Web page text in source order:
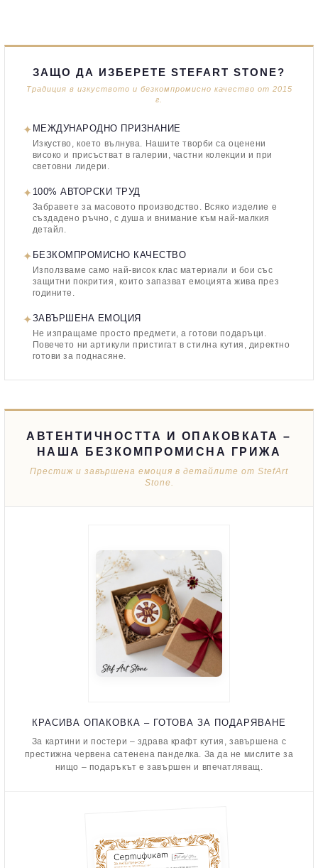
ЗАЩО ДА ИЗБЕРЕТЕ STEFART STONE?
Традиция в изкуството и безкомпромисно качество от 2015
г.
✦ МЕЖДУНАРОДНО ПРИЗНАНИЕ
Изкуство, което вълнува. Нашите творби са оценени
високо и присъстват в галерии, частни колекции и при
световни лидери.
✦ 100% АВТОРСКИ ТРУД
Забравете за масовото производство. Всяко изделие е
създадено ръчно, с душа и внимание към най-малкия
детайл.
✦ БЕЗКОМПРОМИСНО КАЧЕСТВО
Използваме само най-висок клас материали и бои със
защитни покрития, които запазват емоцията жива през
годините.
✦ЗАВЪРШЕНА ЕМОЦИЯ
Не изпращаме просто предмети, а готови подаръци.
Повечето ни артикули пристигат в стилна кутия, директно
готови за поднасяне.
АВТЕНТИЧНОСТТА И ОПАКОВКАТА –
НАША БЕЗКОМПРОМИСНА ГРИЖА
Престиж и завършена емоция в детайлите от StefArt
Stone.
КРАСИВА ОПАКОВКА – ГОТОВА ЗА ПОДАРЯВАНЕ
За картини и постери – здрава крафт кутия, завършена с
престижна червена сатенена панделка. За да не мислите за
нищо – подаръкът е завършен и впечатляващ.